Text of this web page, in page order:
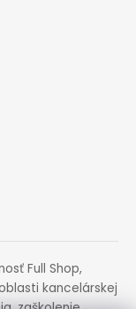
Full Shop,
kancelárskej